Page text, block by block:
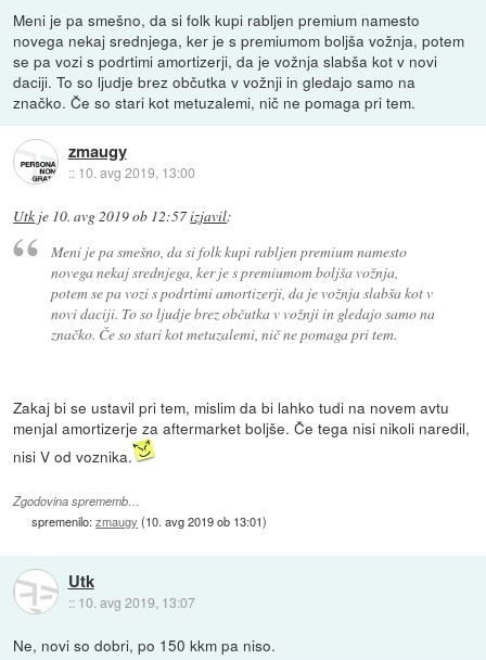
Meni je pa smešno, da si folk kupi rabljen premium namesto
novega nekaj srednjega, ker je s premiumom boljša vožnja, potem
se pa vozi s podrtimi amortizerji, da je vožnja slabša kot v novi
daciji. To so ljudje brez občutka v vožnji in gledajo samo na
značko. Če so stari kot metuzalemi, nič ne pomaga pri tem.
zmaugy
:: 10. avg 2019, 13:00
Utk je 10. avg 2019 ob 12:57izjavil:
Meni je pa smešno, da si folk kupi rabljen premium namesto
novega nekaj srednjega, ker je s premiumom boljša vožnja,
potem se pa vozi s podrtimi amortizerji, da je vožnja slabša kot v
novi daciji. To so ljudje brez občutka v vožnji in gledajo samo na
značko. Če so stari kot metuzalemi, nič ne pomaga pri tem.
Zakaj bi se ustavil pri tem, mislim da bi lahko tudi na novem avtu
menjal amortizerje za aftermarket boljše. Če tega nisi nikoli naredil,
nisi V od voznika.
Zgodovina sprememb…
spremenilo:zmaugy (10. avg 2019 ob 13:01)
Utk
:: 10. avg 2019, 13:07
Ne, novi so dobri, po 150 kkm pa niso.